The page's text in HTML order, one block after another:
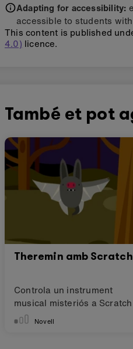
Adapting for accessibility:
accessible to students
This content is published
4.0) licence.
També et pot
Theremin amb Scratch
Controla un instrument
musical misteriós a Scratch
Novell